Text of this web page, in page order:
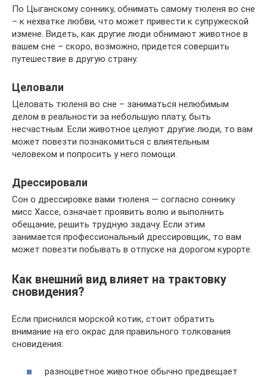
По Цыганскому соннику, обнимать самому тюленя во сне
– к нехватке любви, что может привести к супружеской
измене. Видеть, как другие люди обнимают животное в
вашем сне – скоро, возможно, придется совершить
путешествие в другую страну.
Целовали
Целовать тюленя во сне – заниматься нелюбимым
делом в реальности за небольшую плату, быть
несчастным. Если животное целуют другие люди, то вам
может повезти познакомиться с влиятельным
человеком и попросить у него помощи.
Дрессировали
Сон о дрессировке вами тюленя — согласно соннику
мисс Хассе, означает проявить волю и выполнить
обещание, решить трудную задачу. Если этим
занимается профессиональный дрессировщик, то вам
может повезти побывать в отпуске на дорогом курорте.
Как внешний вид влияет на трактовку
сновидения?
Если приснился морской котик, стоит обратить
внимание на его окрас для правильного толкования
сновидения:
разноцветное животное обычно предвещает